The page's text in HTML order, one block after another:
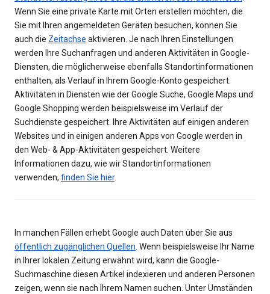
Wenn Sie eine private Karte mit Orten erstellen möchten, die
Sie mit Ihren angemeldeten Geräten besuchen, können Sie
auch die Zeitachse aktivieren. Je nach Ihren Einstellungen
werden Ihre Suchanfragen und anderen Aktivitäten in Google-
Diensten, die möglicherweise ebenfalls Standortinformationen
enthalten, als Verlauf in Ihrem Google-Konto gespeichert.
Aktivitäten in Diensten wie der Google Suche, Google Maps und
Google Shopping werden beispielsweise im Verlauf der
Suchdienste gespeichert. Ihre Aktivitäten auf einigen anderen
Websites und in einigen anderen Apps von Google werden in
den Web- & App-Aktivitäten gespeichert. Weitere
Informationen dazu, wie wir Standortinformationen
verwenden, finden Sie hier.
In manchen Fällen erhebt Google auch Daten über Sie aus
öffentlich zugänglichen Quellen . Wenn beispielsweise Ihr Name
in Ihrer lokalen Zeitung erwähnt wird, kann die Google-
Suchmaschine diesen Artikel indexieren und anderen Personen
zeigen, wenn sie nach Ihrem Namen suchen. Unter Umständen